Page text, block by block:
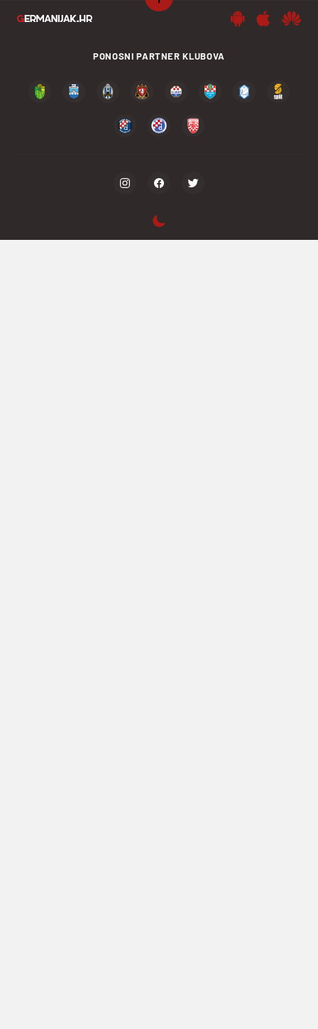
PONOSNI PARTNER KLUBOVA